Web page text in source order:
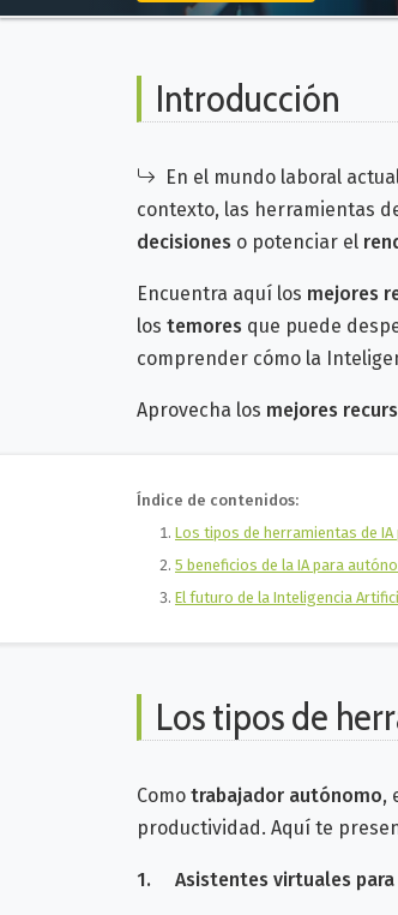
Introducción
En el mundo laboral
contexto, las herramientas
decisiones o potenciar el
Encuentra aquí los mejores
los temores que puede
comprender cómo la
Aprovecha los mejores
Índice de contenidos:
Los tipos de herramientas de
5 beneficios de la IA para
El futuro de la Inteligencia
Los tipos de
Como trabajador autónomo,
productividad. Aquí te
1. Asistentes virtuales